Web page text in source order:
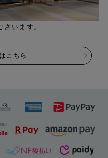
シングル＞はこちら▶
います。
こちら